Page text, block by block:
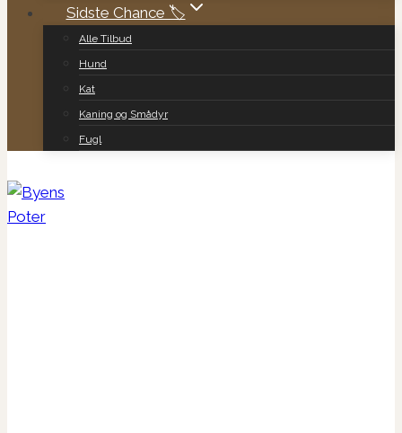
Sidste Chance 🏷️
Alle Tilbud
Hund
Kat
Kaning og Smådyr
Fugl